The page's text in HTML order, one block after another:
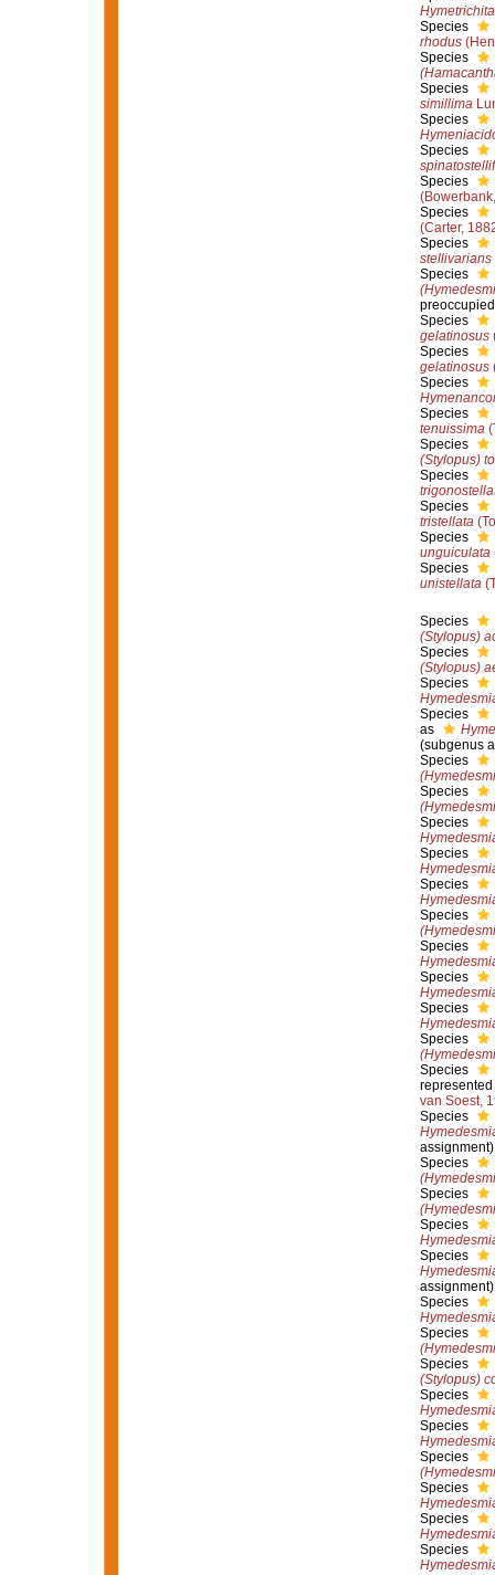
Species
rhodus
Species
Species
simillima
Species
Species
Species
Species
(Carter,
Species
stellivarians
Species
Species
gelatinosus
Species
gelatinosus
Species
Species
tenuissima
Species
(Stylopus)
Species
Species
tristellata
Species
unguiculata
Species
unistellata
Species
(Stylopus)
Species
(Stylopus)
Species
Species
as
(subgenus
Species
Species
Species
Species
Species
Species
Species
Species
Species
Species
Species
van Soest,
Species
assignment)
Species
Species
Species
Species
assignment)
Species
Species
Species
(Stylopus)
Species
Species
Species
Species
Species
Species